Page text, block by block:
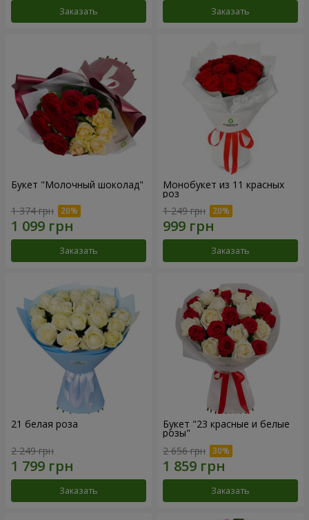
Заказать Заказать
Букет "Молочный шоколад"
1 374 грн
Заказать
Монобукет из 11 красных
роз
1 249 грн
Заказать
21 белая роза
2 249 грн
Заказать
Букет "23 красные и белые
розы"
2 656 грн
Заказать